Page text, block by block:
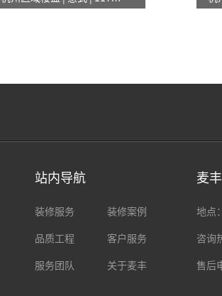
站内导航
装修服务
装修案例
品质工程
客户服务
服务团队
关于麦丰
麦
地点
咨询
售后